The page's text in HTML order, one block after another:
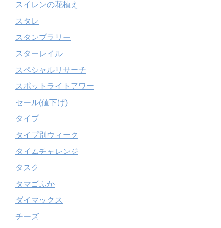
スイレンの花植え
スタレ
スタンプラリー
スターレイル
スペシャルリサーチ
スポットライトアワー
セール(値下げ)
タイプ
タイプ別ウィーク
タイムチャレンジ
タスク
タマゴふか
ダイマックス
チーズ